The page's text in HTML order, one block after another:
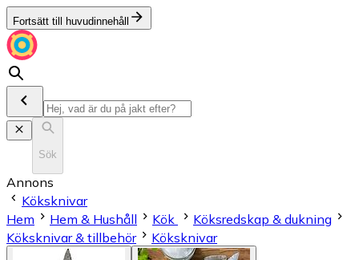
Fortsätt till huvudinnehåll
Sök
Annons
Köksknivar
Hem
Hem & Hushåll Kök
Köksredskap & dukning
Köksknivar & tillbehör
Köksknivar